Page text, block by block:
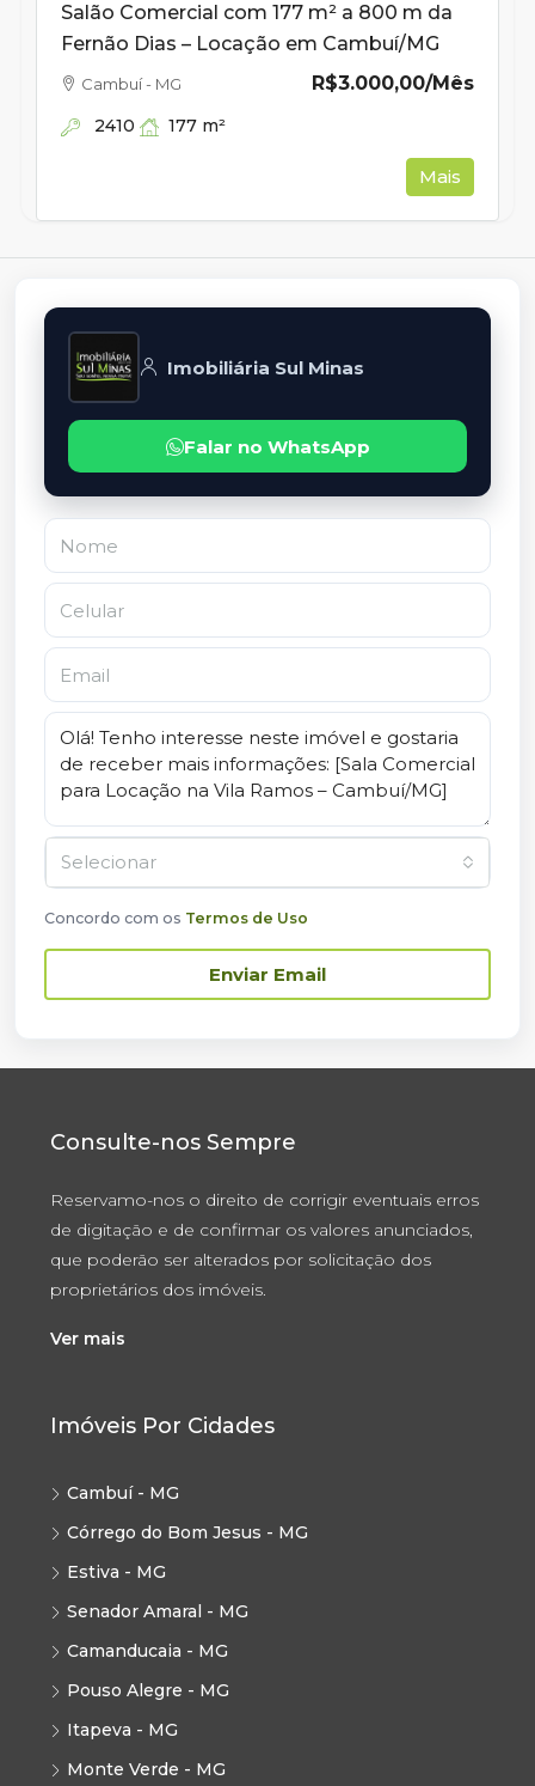
Salão Comercial com 177 m² a 800 m da
Fernão Dias – Locação em Cambuí/MG
R$3.000,00/Mês
Cambuí - MG
2410 177 m²
Mais
Imobiliária Sul Minas
Falar no WhatsApp
Selecionar
Concordo com os Termos de Uso
Enviar Email
Consulte-nos Sempre
Reservamo-nos o direito de corrigir eventuais erros
de digitação e de confirmar os valores anunciados,
que poderão ser alterados por solicitação dos
proprietários dos imóveis.
Ver mais
Imóveis Por Cidades
Cambuí - MG
Córrego do Bom Jesus - MG
Estiva - MG
Senador Amaral - MG
Camanducaia - MG
Pouso Alegre - MG
Itapeva - MG
Monte Verde - MG